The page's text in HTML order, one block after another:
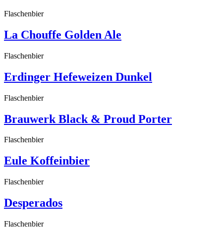
Flaschenbier
La Chouffe Golden Ale
Flaschenbier
Erdinger Hefeweizen Dunkel
Flaschenbier
Brauwerk Black & Proud Porter
Flaschenbier
Eule Koffeinbier
Flaschenbier
Desperados
Flaschenbier